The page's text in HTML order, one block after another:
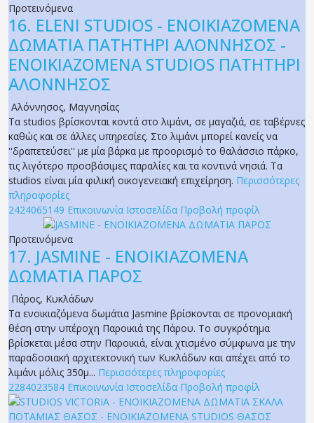
Προτεινόμενα
16. ELENI STUDIOS - ΕΝΟΙΚΙΑΖΟΜΕΝΑ
ΔΩΜΑΤΙΑ ΠΑΤΗΤΗΡΙ ΑΛΟΝΝΗΣΟΣ -
ΕΝΟΙΚΙΑΖΟΜΕΝΑ STUDIOS ΠΑΤΗΤΗΡΙ
ΑΛΟΝΝΗΣΟΣ
Αλόννησος, Μαγνησίας
Τα studios βρίσκονται κοντά στο λιμάνι, σε μαγαζιά, σε ταβέρνες
καθώς και σε άλλες υπηρεσίες. Στο λιμάνι μπορεί κανείς να
''δραπετεύσει'' με μία βάρκα με προορισμό το θαλάσσιο πάρκο,
τις λιγότερο προσβάσιμες παραλίες και τα κοντινά νησιά. Τα
studios είναι μία φιλική οικογενειακή επιχείρηση. Περισσότερες
πληροφορίες
2424065149 Επικοινωνία Ιστοσελίδα Προβολή προφίλ
Προτεινόμενα
17. JASMINE - ΕΝΟΙΚΙΑΖΟΜΕΝΑ
ΔΩΜΑΤΙΑ ΠΑΡΟΣ
Πάρος, Κυκλάδων
Τα ενοικιαζόμενα δωμάτια Jasmine βρίσκονται σε προνομιακή
θέση στην υπέροχη Παροικιά της Πάρου. Το συγκρότημα
βρίσκεται μέσα στην Παροικιά, είναι χτισμένο σύμφωνα με την
παραδοσιακή αρχιτεκτονική των Κυκλάδων και απέχει από το
λιμάνι μόλις 350μ... Περισσότερες πληροφορίες
2284023584 Επικοινωνία Ιστοσελίδα Προβολή προφίλ